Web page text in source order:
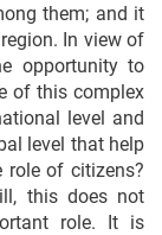
them; and it
In view of
opportunity to
of this complex
level and
level that help
role of citizens?
this does not
role. It is